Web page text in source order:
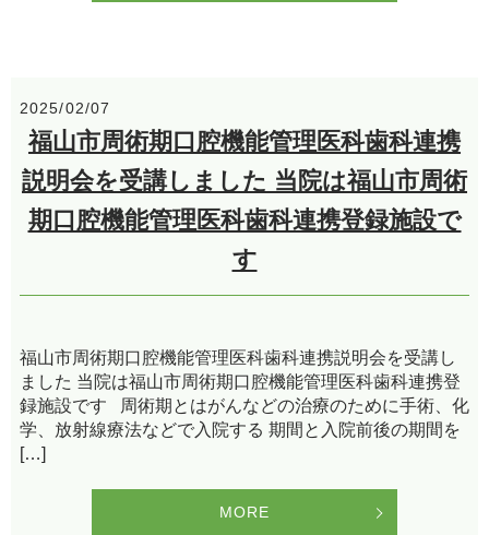
2025/02/07
福山市周術期口腔機能管理医科歯科連携
説明会を受講しました 当院は福山市周術
期口腔機能管理医科歯科連携登録施設で
す
福山市周術期口腔機能管理医科歯科連携説明会を受講し
ました 当院は福山市周術期口腔機能管理医科歯科連携登
録施設です 周術期とはがんなどの治療のために手術、化
学、放射線療法などで入院する 期間と入院前後の期間を
[…]
MORE